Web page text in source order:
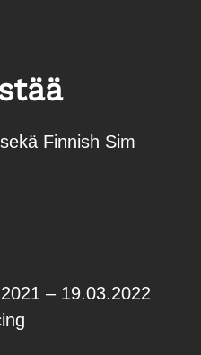
Finnish Sim
– 19.03.2022